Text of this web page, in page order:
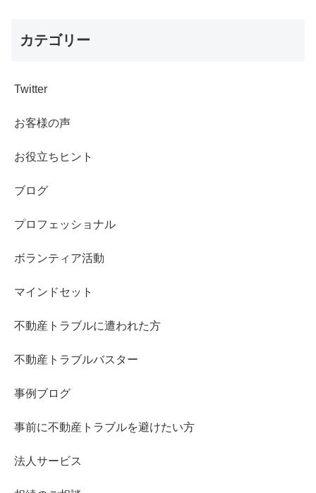
カテゴリー
Twitter
お客様の声
お役立ちヒント
ブログ
プロフェッショナル
ボランティア活動
マインドセット
不動産トラブルに遭われた方
不動産トラブルバスター
事例ブログ
事前に不動産トラブルを避けたい方
法人サービス